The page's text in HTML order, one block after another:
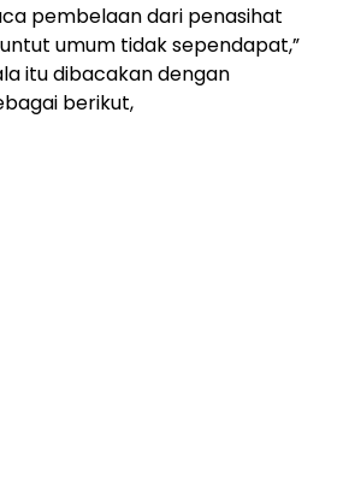
pembelaan dari penasihat
umum tidak sependapat,”
itu dibacakan dengan
berikut,